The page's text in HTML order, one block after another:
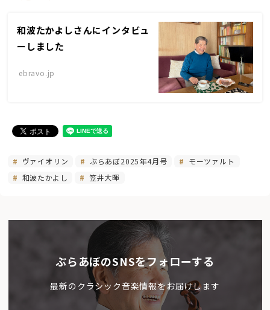
和波たかよしさんにインタビュ
ーしました
ebravo.jp
ヴァイオリン ぶらあぼ2025年4月号
モーツァルト
和波たかよし
笠井大暉
ぶらあぼのSNSをフォローする
最新のクラシック音楽情報をお届けします